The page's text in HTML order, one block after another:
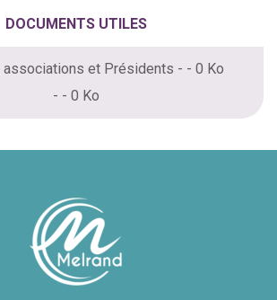
DOCUMENTS UTILES
et Présidents - - 0 Ko
- - 0 Ko